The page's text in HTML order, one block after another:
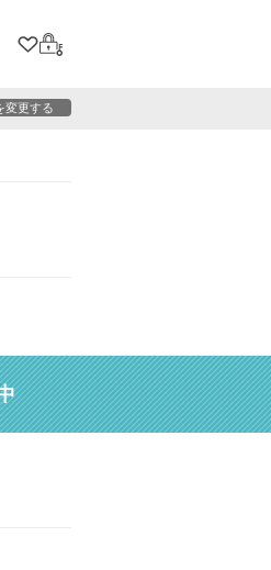
クリップリスト
ログイン
変更する